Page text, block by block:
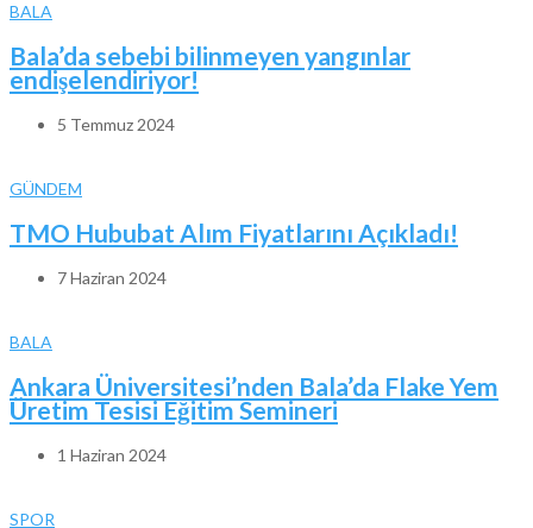
BALA
Bala’da sebebi bilinmeyen yangınlar
endişelendiriyor!
5 Temmuz 2024
GÜNDEM
TMO Hububat Alım Fiyatlarını Açıkladı!
7 Haziran 2024
BALA
Ankara Üniversitesi’nden Bala’da Flake Yem
Üretim Tesisi Eğitim Semineri
1 Haziran 2024
SPOR